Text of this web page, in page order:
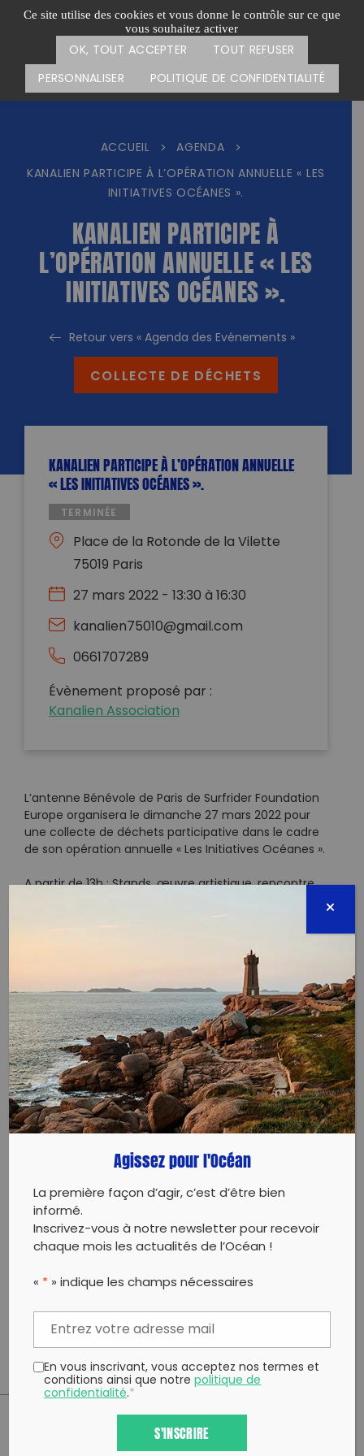
Ce site utilise des cookies et vous donne le contrôle sur ce que
vous souhaitez activer
OK, TOUT ACCEPTER
TOUT REFUSER
PERSONNALISER
POLITIQUE DE CONFIDENTIALITÉ
Passer
Menu
CARTE DES ACTIONS FAIRE UN DON
ACCUEIL > AGENDA
>
KANALIEN PARTICIPE À L’OPÉRATION ANNUELLE « LES
INITIATIVES OCÉANES ».
KANALIEN PARTICIPE À
L’OPÉRATION ANNUELLE « LES
INITIATIVES OCÉANES ».
Retour vers « Agenda des Evénements »
COLLECTE DE DÉCHETS
KANALIEN PARTICIPE À L’OPÉRATION ANNUELLE
« LES INITIATIVES OCÉANES ».
TERMINÉE
Place de la Rotonde de la Vilette
75019 Paris
27 mars 2022 - 13:30 à 16:30
kanalien75010@gmail.com
0661707289
Évènement proposé par :
Kanalien Association
L’antenne Bénévole de Paris de Surfrider Foundation
Europe organisera le dimanche 27 mars 2022 pour
une collecte de déchets participative dans le cadre
de son opération annuelle « Les Initiatives Océanes ».
A partir de 13h : Stands, œuvre artistique, rencontre
Cette opération a pour but de sensibiliser les
citoyens parisiens et les touristes à l’impact des
déchets sur l’environnement, ainsi qu’à nos modes
de vie et de consommation.
En effet, 80% des déchets retrouvés dans l’océan
proviennent de l’intérieur des terres, par les effets
conjugués des vents et du ruissellement.
Cette opération de collecte et de tri permet
d’alimenter une base de données européenne qui
nous permet ensuite d’influer sur les institutions et
faire évoluer les législations.
Kanalien y tiendra un stand alors venez nous voir et
Rejoignez nous! ♻️
Contact :
✉️ kanalien75010@gmail.com
☎️Cédric 0660617818
Jean Marc 0661707289
https://kanalien-association.fr/
PARTAGER CET ARTICLE:
Agissez pour l'Océan
La première façon d’agir, c’est d’être bien
informé.
Inscrivez-vous à notre newsletter pour recevoir
chaque mois les actualités de l’Océan !
« * » indique les champs nécessaires
En vous inscrivant, vous acceptez nos termes et
conditions ainsi que notrepolitique de
confidentialité.*
S'INSCRIRE